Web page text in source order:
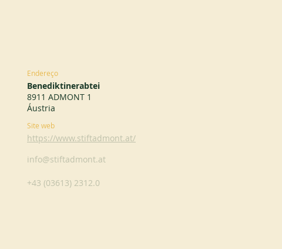
Endereço
Benediktinerabtei
8911 ADMONT 1
Áustria
Site web
https://www.stiftadmont.at/
info@stiftadmont.at
+43 (03613) 2312.0